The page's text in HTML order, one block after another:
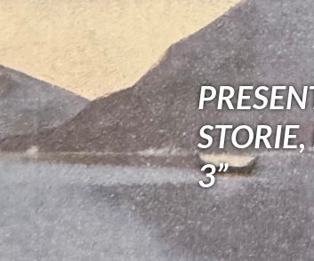
3”